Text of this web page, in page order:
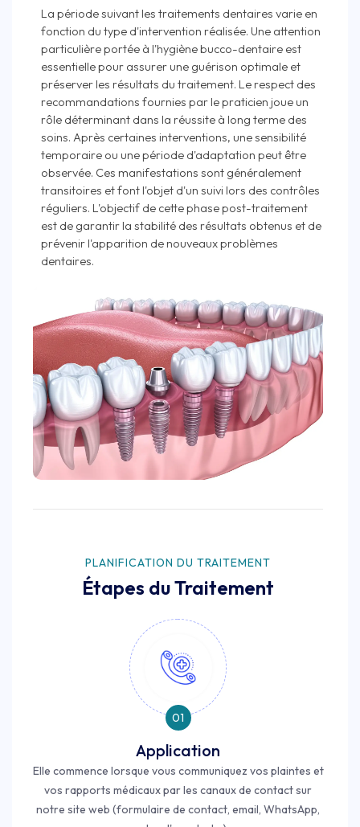
La période suivant les traitements dentaires varie en
fonction du type d'intervention réalisée. Une attention
particulière portée à l'hygiène bucco-dentaire est
essentielle pour assurer une guérison optimale et
préserver les résultats du traitement. Le respect des
recommandations fournies par le praticien joue un
rôle déterminant dans la réussite à long terme des
soins. Après certaines interventions, une sensibilité
temporaire ou une période d'adaptation peut être
observée. Ces manifestations sont généralement
transitoires et font l'objet d'un suivi lors des contrôles
réguliers. L'objectif de cette phase post-traitement
est de garantir la stabilité des résultats obtenus et de
prévenir l'apparition de nouveaux problèmes
dentaires.
PLANIFICATION DU TRAITEMENT
Étapes du Traitement
01
Application
Elle commence lorsque vous communiquez vos plaintes et
vos rapports médicaux par les canaux de contact sur
notre site web (formulaire de contact, email, WhatsApp,